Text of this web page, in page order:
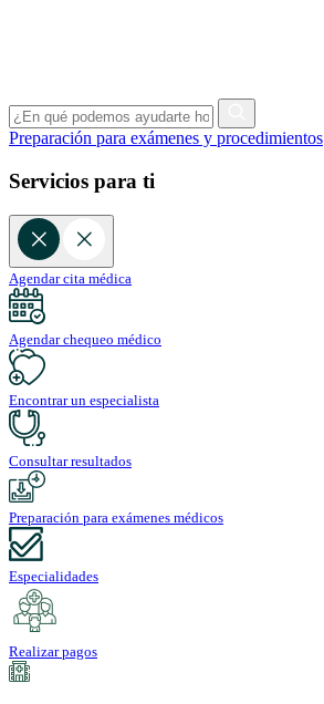
Preparación para exámenes y procedimientos
Servicios para ti
Agendar cita médica
Agendar chequeo médico
Encontrar un especialista
Consultar resultados
Preparación para exámenes médicos
Especialidades
Realizar pagos